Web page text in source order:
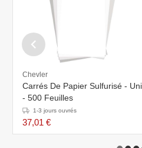
Chevler
Carrés De Papier Sulfurisé - Uni
- 500 Feuilles
1-3 jours ouvrés
37,01 €